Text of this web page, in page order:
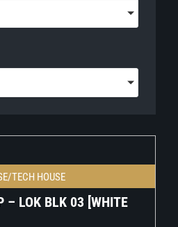
TECH HOUSE
– LOK BLK 03 [WHITE